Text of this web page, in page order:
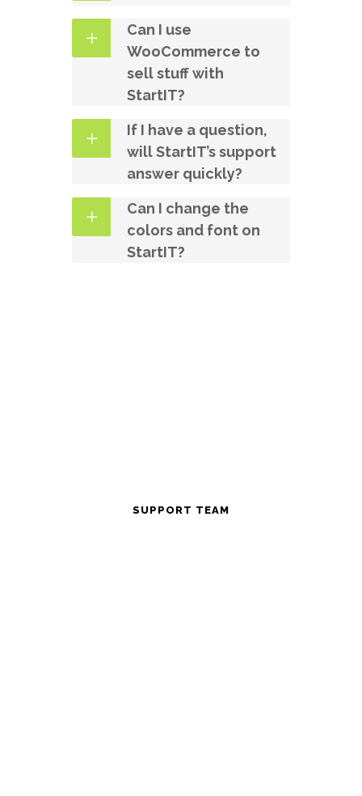
Can I use
WooCommerce to
sell stuff with
StartIT?
If I have a question,
will StartIT’s support
answer quickly?
Can I change the
colors and font on
StartIT?
SUPPORT TEAM